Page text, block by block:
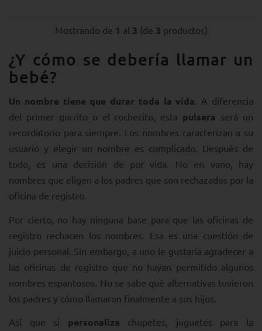
Mostrando de 1 al 3 (de 3 productos)
¿Y cómo se debería llamar un
bebé?
Un nombre tiene que durar toda la vida. A diferencia
del primer gorrito o el cochecito, esta pulsera será un
recordatorio para siempre. Los nombres caracterizan a su
usuario y elegir un nombre es complicado. Después de
todo, es una decisión de por vida. No en vano, hay
nombres que eligen a los padres que son rechazados por la
oficina de registro.
Por cierto, no hay ninguna base para que las oficinas de
registro rechacen los nombres. Esa es una cuestión de
juicio personal. Sin embargo, a uno le gustaría agradecer a
las oficinas de registro que no hayan permitido algunos
nombres espantosos. No se sabe qué alternativas tuvieron
los padres y cómo llamaron finalmente a sus hijos.
Así que si personaliza chupetes, juguetes para la